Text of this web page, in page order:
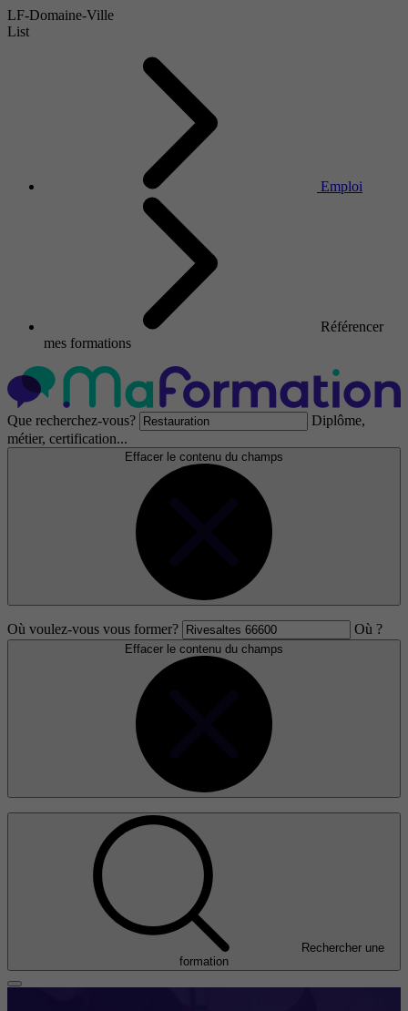
LF-Domaine-Ville
List
Emploi
Référencer
mes formations
Que recherchez-vous?
Diplôme,
métier, certification...
Effacer le contenu du champs
Où voulez-vous vous former? Où ?
Effacer le contenu du champs
Rechercher une
formation